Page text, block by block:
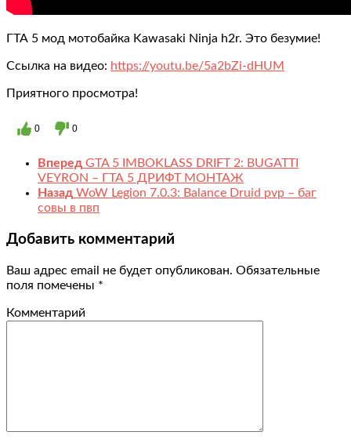
ГТА 5 мод мотобайка Kawasaki Ninja h2r. Это безумие!
Ссылка на видео: https://youtu.be/5a2bZi-dHUM
Приятного просмотра!
0 0
Вперед GTA 5 IMBOKLASS DRIFT 2: BUGATTI
VEYRON – ГТА 5 ДРИФТ МОНТАЖ
Назад WoW Legion 7.0.3: Balance Druid pvp – баг
совы в пвп
Добавить комментарий
Ваш адрес email не будет опубликован. Обязательные
поля помечены *
Комментарий